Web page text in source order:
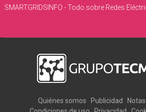
SMARTGRIDSINFO - Todo sobre Redes
Quiénes somos Publicidad